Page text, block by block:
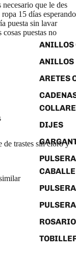
ANILLOS
ARETES
DIJES
que le des
15 días esperando
puesta sin lavar
puestas no
de trastes sin cloro y